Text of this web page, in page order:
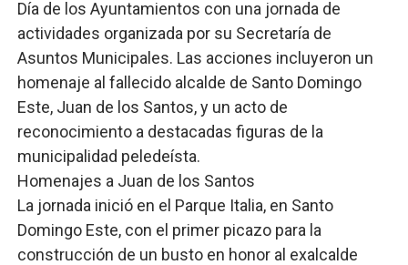
Operativo interagencial frena delitos ambientales y
-Propeep y Gestión Presidencial encabezan entrega
Ministerio de Defensa siembra esperanza y protege
MICM y CECCOM retienen 213,355 galones de
Bienes Nacionales recauda más de RD 57 millones en
Día de los Ayuntamientos con una jornada de
actividades organizada por su Secretaría de
Asuntos Municipales. Las acciones incluyeron un
homenaje al fallecido alcalde de Santo Domingo
Este, Juan de los Santos, y un acto de
reconocimiento a destacadas figuras de la
municipalidad peledeísta.
Homenajes a Juan de los Santos
La jornada inició en el Parque Italia, en Santo
Domingo Este, con el primer picazo para la
construcción de un busto en honor al exalcalde